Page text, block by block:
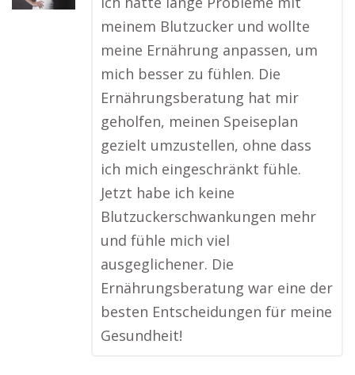
meinem Blutzucker und wollte
meine Ernährung anpassen, um
mich besser zu fühlen. Die
Ernährungsberatung hat mir
geholfen, meinen Speiseplan
gezielt umzustellen, ohne dass
ich mich eingeschränkt fühle.
Jetzt habe ich keine
Blutzuckerschwankungen mehr
und fühle mich viel
ausgeglichener. Die
Ernährungsberatung war eine der
besten Entscheidungen für meine
Gesundheit!